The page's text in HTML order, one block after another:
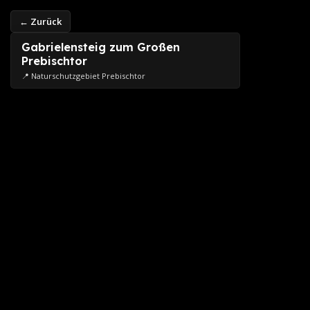
← Zurück
Gabrielensteig zum Großen
Prebischtor
📍 Naturschutzgebiet Prebischtor